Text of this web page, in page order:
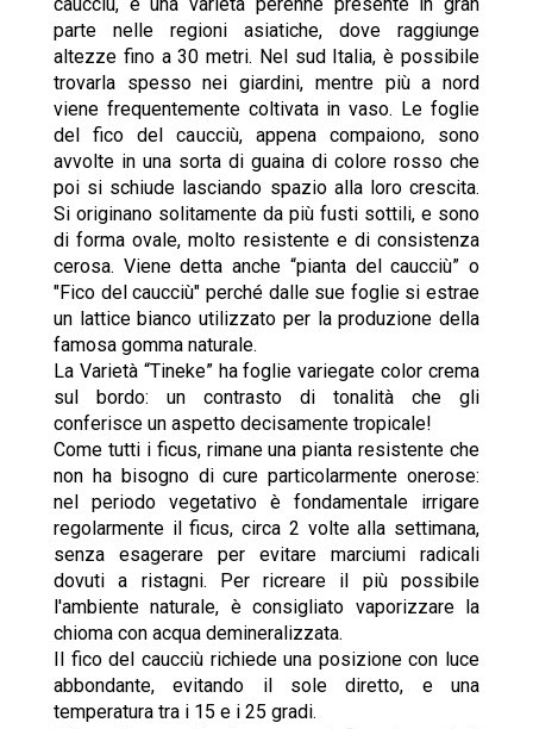
parte nelle regioni asiatiche, dove raggiunge
altezze fino a 30 metri. Nel sud Italia, è possibile
trovarla spesso nei giardini, mentre più a nord
viene frequentemente coltivata in vaso. Le foglie
del fico del caucciù, appena compaiono, sono
avvolte in una sorta di guaina di colore rosso che
poi si schiude lasciando spazio alla loro crescita.
Si originano solitamente da più fusti sottili, e sono
di forma ovale, molto resistente e di consistenza
cerosa. Viene detta anche “pianta del caucciù” o
"Fico del caucciù" perché dalle sue foglie si estrae
un lattice bianco utilizzato per la produzione della
famosa gomma naturale.
La Varietà “Tineke” ha foglie variegate color crema
sul bordo: un contrasto di tonalità che gli
conferisce un aspetto decisamente tropicale!
Come tutti i ficus, rimane una pianta resistente che
non ha bisogno di cure particolarmente onerose:
nel periodo vegetativo è fondamentale irrigare
regolarmente il ficus, circa 2 volte alla settimana,
senza esagerare per evitare marciumi radicali
dovuti a ristagni. Per ricreare il più possibile
l'ambiente naturale, è consigliato vaporizzare la
chioma con acqua demineralizzata.
Il fico del caucciù richiede una posizione con luce
abbondante, evitando il sole diretto, e una
temperatura tra i 15 e i 25 gradi.